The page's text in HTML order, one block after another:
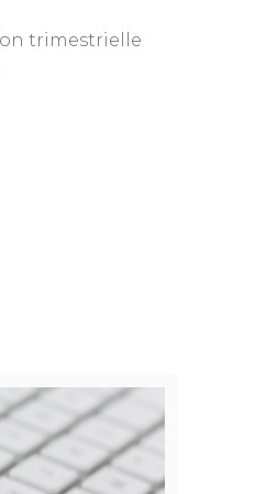
trimestrielle